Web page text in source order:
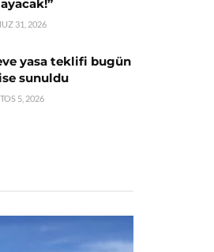
31, 2026
yasa teklifi bugün
sunuldu
5, 2026